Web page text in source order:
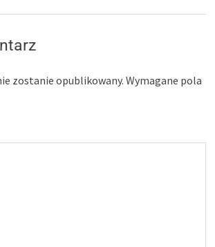
zostanie opublikowany. Wymagane pola